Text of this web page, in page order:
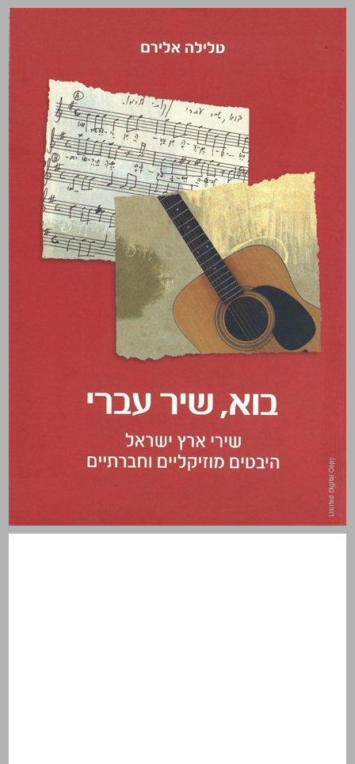
בוא, שיר עברי שירי ארץ ישראל היבטים מוזיקליים וחברתיים ... 0